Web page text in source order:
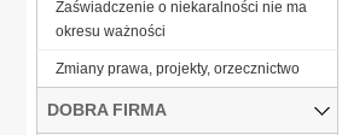
Zaświadczenie o niekaralności nie ma
okresu ważności
Zmiany prawa, projekty, orzecznictwo
DOBRA FIRMA